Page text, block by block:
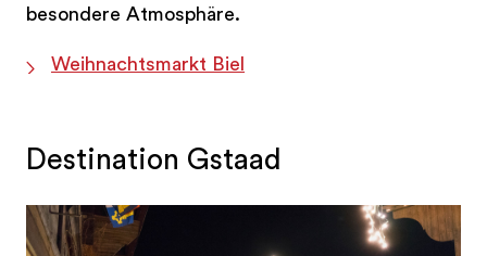
besondere Atmosphäre.
Weihnachtsmarkt Biel
Destination Gstaad